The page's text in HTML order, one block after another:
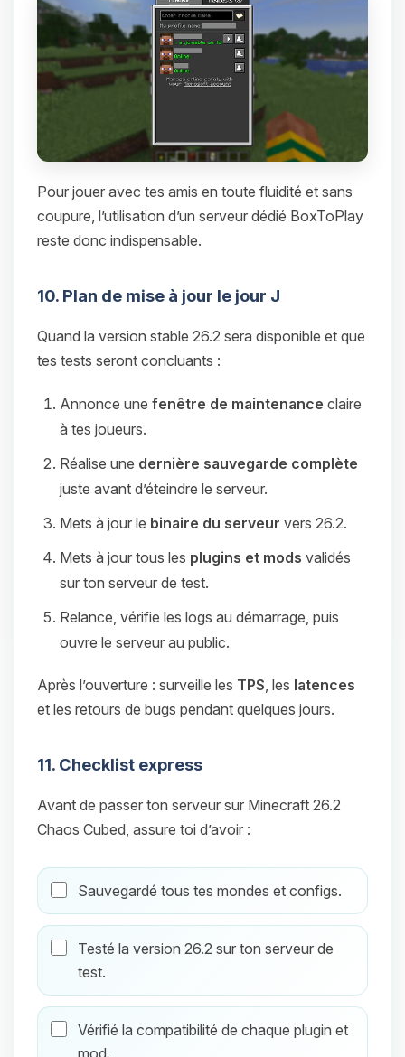
Pour jouer avec tes amis en toute fluidité et sans
coupure, l’utilisation d’un serveur dédié BoxToPlay
reste donc indispensable.
10. Plan de mise à jour le jour J
Quand la version stable 26.2 sera disponible et que
tes tests seront concluants :
Annonce une fenêtre de maintenance claire
à tes joueurs.
Réalise une dernière sauvegarde complète
juste avant d’éteindre le serveur.
Mets à jour le binaire du serveur vers 26.2.
Mets à jour tous les plugins et mods validés
sur ton serveur de test.
Relance, vérifie les logs au démarrage, puis
ouvre le serveur au public.
Après l’ouverture : surveille les TPS , les latences
et les retours de bugs pendant quelques jours.
11. Checklist express
Avant de passer ton serveur sur Minecraft 26.2
Chaos Cubed, assure toi d’avoir :
Sauvegardé tous tes mondes et configs.
Testé la version 26.2 sur ton serveur de
test.
Vérifié la compatibilité de chaque plugin et
mod.